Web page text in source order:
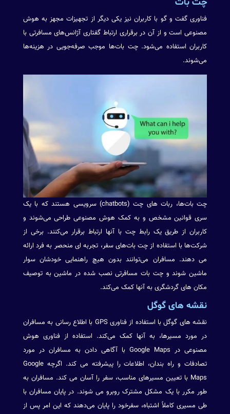
فناوری گفت و گو با کاربران نیز یکی دیگر از تجهیزات مجهز به هوش
مصنوعی است و از آن در برقراری ارتباط گفتاری آژانس‌های مسافرتی با
کاربران استفاده می‌شود. چت‌ بات‌ها موجب صرفه‌جویی در هزینه‌ها
می‌شوند.
چت بات‌ها، ربات های چت (chatbots) سرویسی هستند که با یک
سری قوانین مشخص و به کمک هوش مصنوعی طراحی می‌شوند و
کاربران از طریق یک رابط چت با آنها ارتباط برقرار می‌کنند. برخی از
شرکت‌ها با استفاده از چت بات‌های سفر، تجربه ای منحصر به فرد ارائه
می دهند. مسافران می‌توانند بدون هیچ راهنمایی خودشان سوار
ماشین شوند و چت بات مسافرتی نصب شده در ماشین به توصیف
مکان های گردشگری به آنها کمک می‌کند.
نقشه های گوگل
نقشه های گوگل با استفاده از فناوری GPS با اطلاع رسانی به مسافران
در مورد مسیرها، به آنها کمک می‌کند. استفاده از فناوری هوش
مصنوعی در Google Maps با آگاهی دادن به مسافران در مورد
تصادفات و راه بندان، اطلاعات را پیشرفته می کند. اگرچه Google
Maps با تعیین مسیرهای مناسب، سفر را آسان می کند. مسافران به
طور مکرر با یک مشکل مشترک روبرو می شوند. در پایان مسافران با
طی مسیری کاملاً اشتباه، سفرخود را پایان می‌دهند که این امر پس از